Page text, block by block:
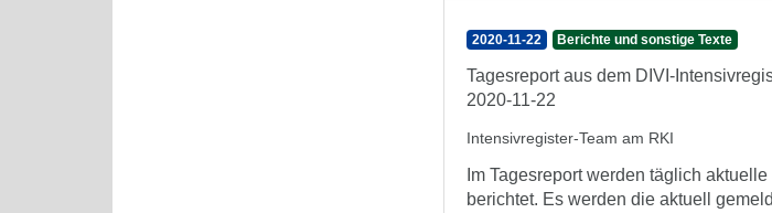
2020-11-22 Berichte und sonstige Texte
Tagesreport aus dem DIVI-
2020-11-22
Intensivregister-Team am RKI
Im Tagesreport werden täglich
berichtet. Es werden die aktuell